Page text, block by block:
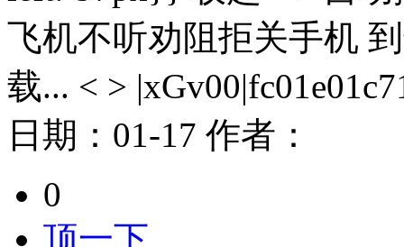
飞机不听劝阻拒关手机
载... < >
日期： 01-17 作者：
0
顶一下